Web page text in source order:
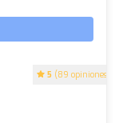
5 (89 opiniones)